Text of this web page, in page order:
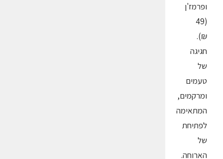
ופרמז'ן
(49
₪).
חגיגה
של
טעמים
ומרקמים,
המתאימה
לפתיחת
של
הארוחה.